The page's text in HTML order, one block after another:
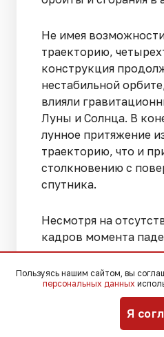
Не имея
траекторию,
конструкция
нестабильной
влияли
Луны и Солнца. В
лунное притяжение
траекторию, что и
столкновению с
спутника.
Несмотря на
кадров момента
практически не
объект достиг
Теперь главным
станет обнаружение
который должен
Пользуясь нашим сайтом, вы
персональных данных
Я